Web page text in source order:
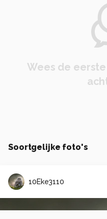
Wees de
Soortgelijke foto's
10Eke3110